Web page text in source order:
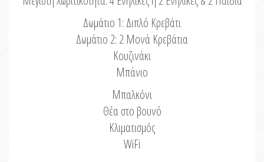
Δωμάτιο 1: Διπλό Κρεβάτι
Δωμάτιο 2: 2 Μονά Κρεβάτια
Κουζινάκι
Μπάνιο
Μπαλκόνι
Θέα στο βουνό
Κλιματισμός
WiFi